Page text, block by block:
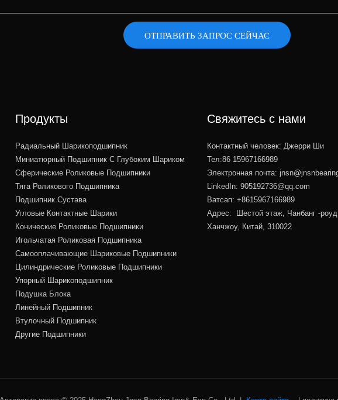
ОТПРАВИТЬ ЗАПРОС СЕЙЧАС
Продукты
Радиальный Шарикоподшипник
Миниатюрный Подшипник С Глубоким Шариком
Сферические Роликовые Подшипники
Тяга Роликового Подшипника
Подшипник Сустава
Угловые Контактные Шарики
Конические Роликовые Подшипники
Игольчатая Роликовая Подшипника
Самооплачивающие Шариковые Подшипники
Цилиндрические Роликовые Подшипники
Упорный Шарикоподшипник
Подушка Блока
Линейный Подшипник
Втулочный Подшипник
Другие Подшипники
Свяжитесь с нами
Контактный человек: Джерри Ши
Тел:86 15967166989
Электронная почта:
LinkedIn: 905192736@qq.com
Ватсап: +8615967166989
Адрес: Шестой этаж, Чанбанг -
Ханчжоу, Китай, 310022